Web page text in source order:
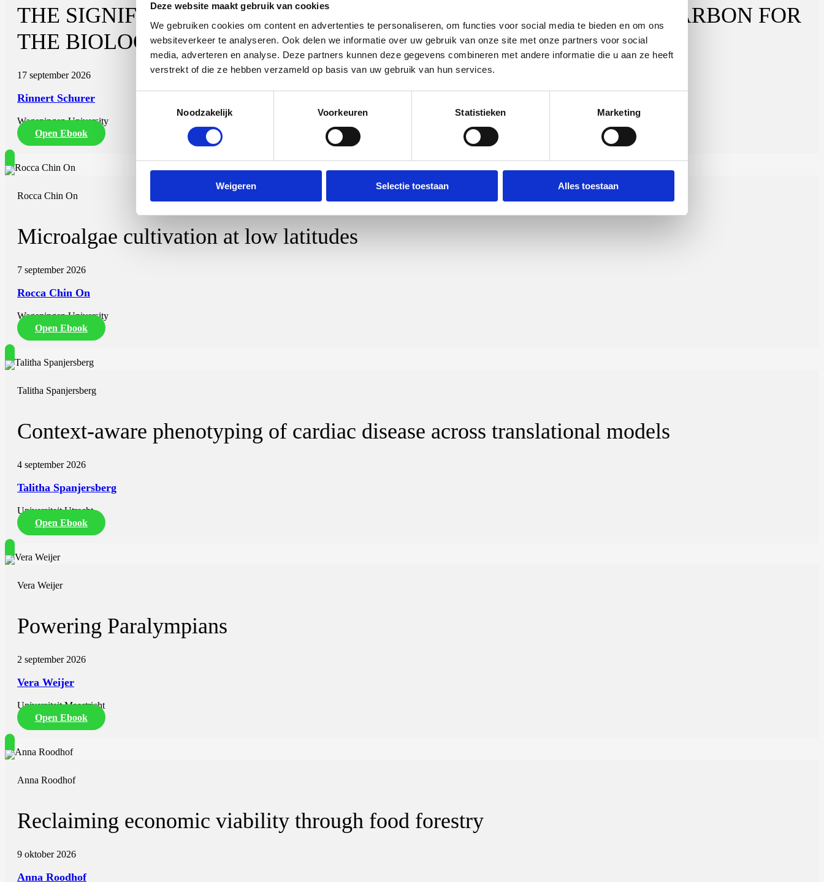
Deze website maakt gebruik van cookies
We gebruiken cookies om content en advertenties te personaliseren, om functies voor social media te bieden en om ons
websiteverkeer te analyseren. Ook delen we informatie over uw gebruik van onze site met onze partners voor social
media, adverteren en analyse. Deze partners kunnen deze gegevens combineren met andere informatie die u aan ze heeft
verstrekt of die ze hebben verzameld op basis van uw gebruik van hun services.
Noodzakelijk
Voorkeuren Statistieken Marketing
Weigeren Selectie toestaan Alles toestaan
THE SIGNIFICANCE OF HIGH-MOLECULAR WEIGHT ORGANIC CARBON FOR
THE BIOLOGICAL STABILITY OF DRINKING WATER
17 september 2026
Rinnert Schurer
Wageningen University
Open Ebook
Rocca Chin On
Microalgae cultivation at low latitudes
7 september 2026
Rocca Chin On
Wageningen University
Open Ebook
Talitha Spanjersberg
Context-aware phenotyping of cardiac disease across translational models
4 september 2026
Talitha Spanjersberg
Universiteit Utrecht
Open Ebook
Vera Weijer
Powering Paralympians
2 september 2026
Vera Weijer
Universiteit Maastricht
Open Ebook
Anna Roodhof
Reclaiming economic viability through food forestry
9 oktober 2026
Anna Roodhof